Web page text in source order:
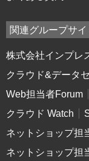
関連グループサイ
株式会社インプレ
クラウド&データ
Web担当者Forum
クラウド Watch
ネットショップ担
ネットショップ担